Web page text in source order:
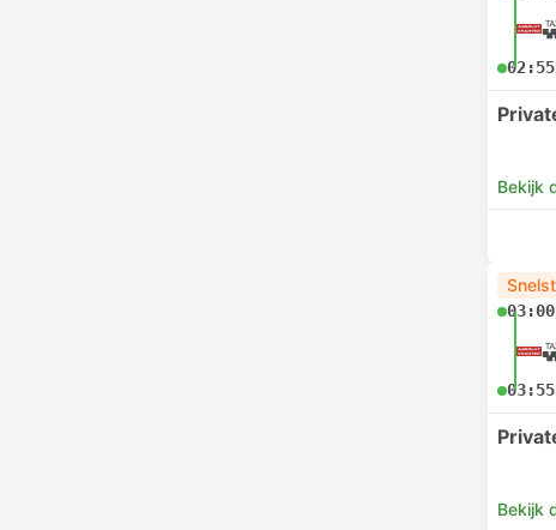
02:55
Bekijk
03:00
03:55
Bekijk